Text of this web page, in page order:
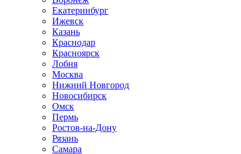
Екатеринбург
Ижевск
Казань
Краснодар
Красноярск
Лобня
Москва
Нижний Новгород
Новосибирск
Омск
Пермь
Ростов-на-Дону
Рязань
Самара